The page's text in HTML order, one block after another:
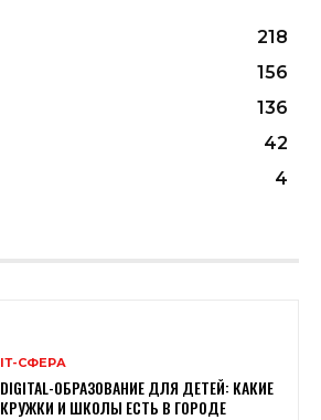
218
156
136
42
4
ІТ-СФЕРА
DIGITAL-ОБРАЗОВАНИЕ ДЛЯ ДЕТЕЙ: КАКИЕ
КРУЖКИ И ШКОЛЫ ЕСТЬ В ГОРОДЕ